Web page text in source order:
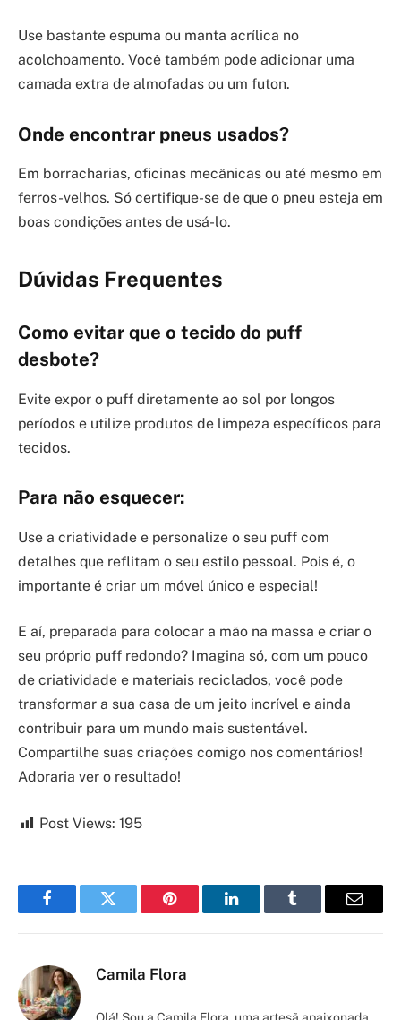
Use bastante espuma ou manta acrílica no
acolchoamento. Você também pode adicionar uma
camada extra de almofadas ou um futon.
Onde encontrar pneus usados?
Em borracharias, oficinas mecânicas ou até mesmo em
ferros-velhos. Só certifique-se de que o pneu esteja em
boas condições antes de usá-lo.
Dúvidas Frequentes
Como evitar que o tecido do puff
desbote?
Evite expor o puff diretamente ao sol por longos
períodos e utilize produtos de limpeza específicos para
tecidos.
Para não esquecer:
Use a criatividade e personalize o seu puff com
detalhes que reflitam o seu estilo pessoal. Pois é, o
importante é criar um móvel único e especial!
E aí, preparada para colocar a mão na massa e criar o
seu próprio puff redondo? Imagina só, com um pouco
de criatividade e materiais reciclados, você pode
transformar a sua casa de um jeito incrível e ainda
contribuir para um mundo mais sustentável.
Compartilhe suas criações comigo nos comentários!
Adoraria ver o resultado!
Post Views: 195
FacebookTwitter Pinterest LinkedInTumblr Email
Camila Flora
Olá! Sou a Camila Flora, uma artesã apaixonada